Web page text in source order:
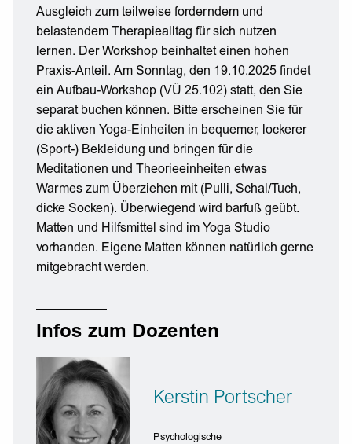
Ausgleich zum teilweise forderndem und
belastendem Therapiealltag für sich nutzen
lernen. Der Workshop beinhaltet einen hohen
Praxis-Anteil. Am Sonntag, den 19.10.2025 findet
ein Aufbau-Workshop (VÜ 25.102) statt, den Sie
separat buchen können. Bitte erscheinen Sie für
die aktiven Yoga-Einheiten in bequemer, lockerer
(Sport-) Bekleidung und bringen für die
Meditationen und Theorieeinheiten etwas
Warmes zum Überziehen mit (Pulli, Schal/Tuch,
dicke Socken). Überwiegend wird barfuß geübt.
Matten und Hilfsmittel sind im Yoga Studio
vorhanden. Eigene Matten können natürlich gerne
mitgebracht werden.
Infos zum Dozenten
Kerstin Portscher
Psychologische